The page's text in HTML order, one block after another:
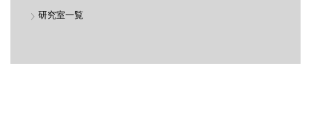
研究室一覧